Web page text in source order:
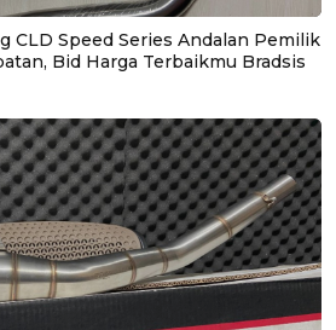
CLD Speed Series Andalan Pemilik
Bid Harga Terbaikmu Bradsis